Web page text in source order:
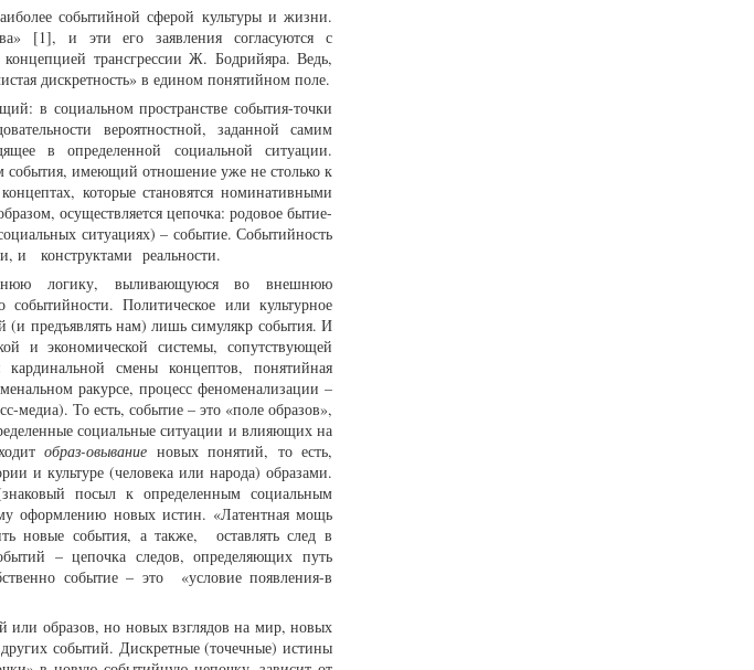
событийной сферой культуры и жизни.
[1], и эти его заявления согласуются с
трансгрессии Ж. Бодрийяра. Ведь,
дискретность» в едином понятийном поле.
в социальном пространстве события-точки
вероятностной, заданной самим
в определенной социальной ситуации.
события, имеющий отношение уже не столько к
которые становятся номинативными
осуществляется цепочка: родовое бытие-
ситуациях) – событие. Событийность
и конструктами реальности.
логику, выливающуюся во внешнюю
событийности. Политическое или культурное
(и предъявлять нам) лишь симулякр события. И
и экономической системы, сопутствующей
смены концептов, понятийная
ракурсе, процесс феноменализации –
То есть, событие – это «поле образов»,
социальные ситуации и влияющих на
образ-овывание новых понятий, то есть,
и культуре (человека или народа) образами.
посыл к определенным социальным
оформлению новых истин. «Латентная мощь
новые события, а также, оставлять след в
– цепочка следов, определяющих путь
событие – это «условие появления-в
или образов, но новых взглядов на мир, новых
событий. Дискретные (точечные) истины